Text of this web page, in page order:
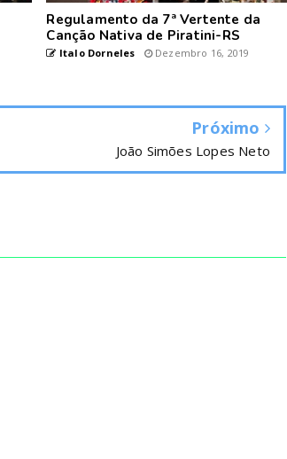
Regulamento da 7ª Vertente da
Canção Nativa de Piratini-RS
Italo Dorneles Dezembro 16, 2019
Próximo
João Simões Lopes Neto